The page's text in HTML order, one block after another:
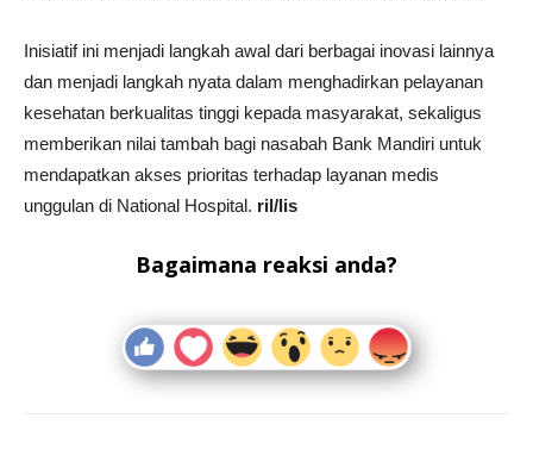
Inisiatif ini menjadi langkah awal dari berbagai inovasi lainnya
dan menjadi langkah nyata dalam menghadirkan pelayanan
kesehatan berkualitas tinggi kepada masyarakat, sekaligus
memberikan nilai tambah bagi nasabah Bank Mandiri untuk
mendapatkan akses prioritas terhadap layanan medis
unggulan di National Hospital. ril/lis
Bagaimana reaksi anda?